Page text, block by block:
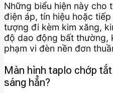
Những biểu hiện này cho
điện áp, tín hiệu hoặc
tượng đi kèm kim xăng,
độ dao động bất thường,
phạm vi đèn nền đơn
Màn hình taplo chớp
sáng hẳn?